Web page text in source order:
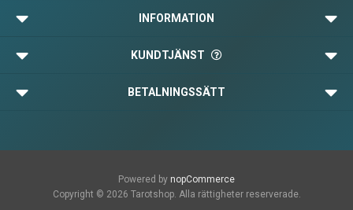
INFORMATION
KUNDTJÄNST
BETALNINGSSÄTT
Powered by nopCommerce
Copyright © 2026 Tarotshop. Alla rättigheter reserverade.